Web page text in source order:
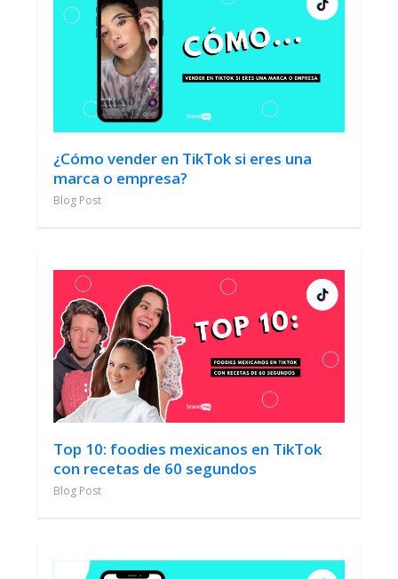
¿Cómo vender en TikTok si eres una
marca o empresa?
Blog Post
Top 10: foodies mexicanos en TikTok
con recetas de 60 segundos
Blog Post